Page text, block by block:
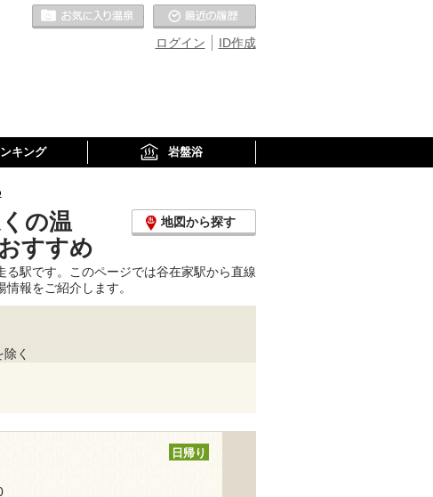
ID作成
ログイン
お気に入りの温泉
キング 岩盤浴
の温
すすめ
地図から探す
駅です。このページでは谷在家駅から直線
報をご紹介します。
く
日帰り